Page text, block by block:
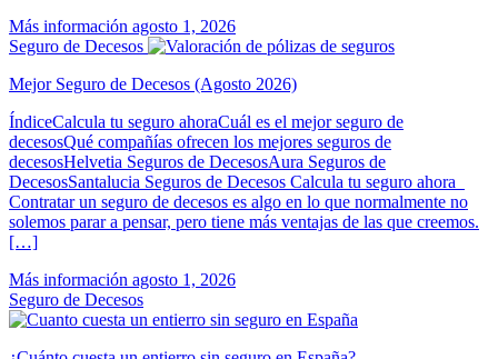
Más información agosto 1, 2026
Seguro de Decesos
Mejor Seguro de Decesos (Agosto 2026)
ÍndiceCalcula tu seguro ahoraCuál es el mejor seguro de
decesosQué compañías ofrecen los mejores seguros de
decesosHelvetia Seguros de DecesosAura Seguros de
DecesosSantalucia Seguros de Decesos Calcula tu seguro ahora
Contratar un seguro de decesos es algo en lo que normalmente no
solemos parar a pensar, pero tiene más ventajas de las que creemos.
[…]
Más información agosto 1, 2026
Seguro de Decesos